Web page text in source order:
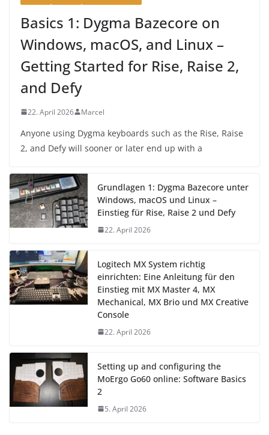
Basics 1: Dygma Bazecore on
Windows, macOS, and Linux –
Getting Started for Rise, Raise 2,
and Defy
22. April 2026 Marcel
Anyone using Dygma keyboards such as the Rise, Raise
2, and Defy will sooner or later end up with a
Grundlagen 1: Dygma Bazecore unter
Windows, macOS und Linux –
Einstieg für Rise, Raise 2 und Defy
22. April 2026
Logitech MX System richtig
einrichten: Eine Anleitung für den
Einstieg mit MX Master 4, MX
Mechanical, MX Brio und MX Creative
Console
22. April 2026
Setting up and configuring the
MoErgo Go60 online: Software Basics
2
5. April 2026